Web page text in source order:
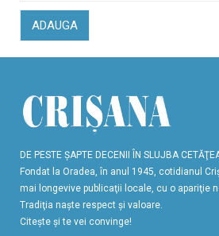
ADAUGA
DE PESTE ŞAPTE DECENII ÎN SLUJBA
Fondat la Oradea, în anul 1945, cotidianul
mai longevive publicaţii locale, cu o apariţie
Tradiţia naşte respect şi valoare.
Citeşte şi te vei convinge!